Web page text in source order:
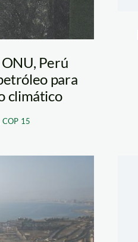
Perú
para
climático
COP 15